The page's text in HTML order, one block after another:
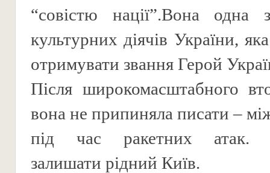
“совістю нації”.Вона одна
культурних діячів України,
отримувати звання Герой
Після широкомасштабного
вона не припиняла писати –
під час ракетних атак.
залишати рідний Київ.